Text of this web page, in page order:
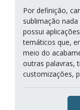
Por definição,
sublimação
possui
temáticos que,
meio do
outras palavras,
customizações,